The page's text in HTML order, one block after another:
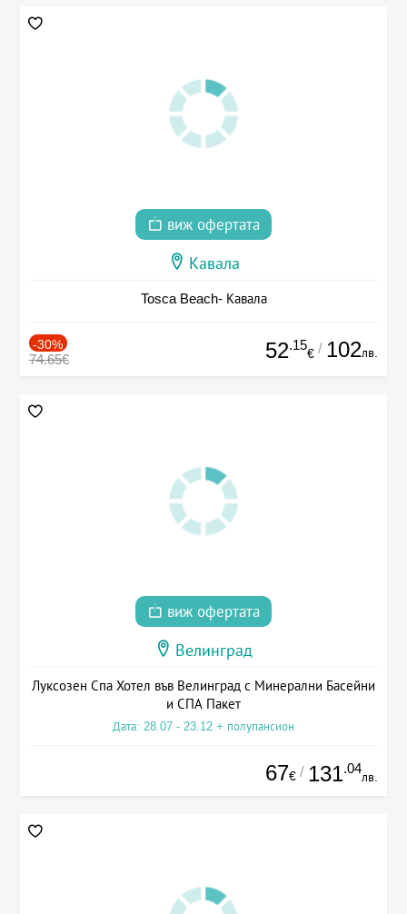
виж офертата
Кавала
Tosca Beach- Кавала
-30%
74.65€ 52.15
€ / 102лв.
виж офертата
Велинград
Луксозен Спа Хотел във Велинград с Минерални Басейни
и СПА Пакет
Дата: 28.07 - 23.12 + полупансион
67€ / 131.04
лв.